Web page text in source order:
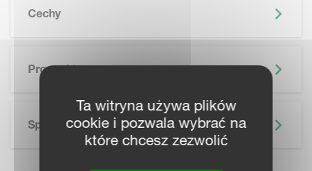
Cechy
Prospekt
Specyfikacja Techniczna
Ta witryna używa plików
cookie i pozwala wybrać na
które chcesz zezwolić